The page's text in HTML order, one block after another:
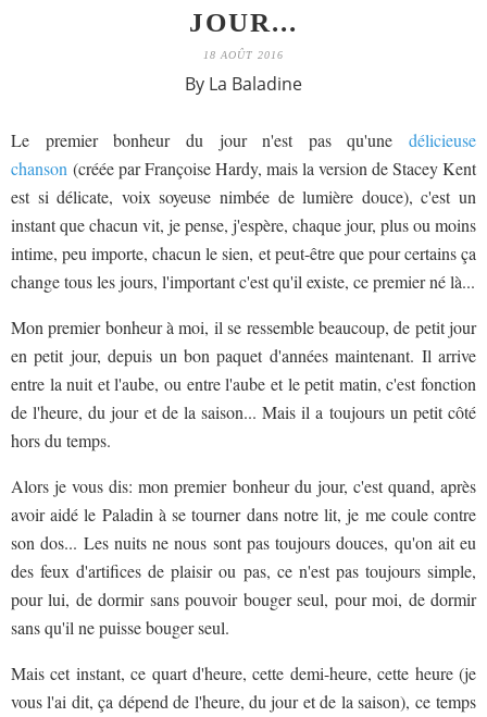
JOUR...
18 AOÛT 2016
By La Baladine
Le premier bonheur du jour n'est pas qu'une délicieuse
chanson (créée par Françoise Hardy, mais la version de Stacey Kent
est si délicate, voix soyeuse nimbée de lumière douce), c'est un
instant que chacun vit, je pense, j'espère, chaque jour, plus ou moins
intime, peu importe, chacun le sien, et peut-être que pour certains ça
change tous les jours, l'important c'est qu'il existe, ce premier né là...
Mon premier bonheur à moi, il se ressemble beaucoup, de petit jour
en petit jour, depuis un bon paquet d'années maintenant. Il arrive
entre la nuit et l'aube, ou entre l'aube et le petit matin, c'est fonction
de l'heure, du jour et de la saison... Mais il a toujours un petit côté
hors du temps.
Alors je vous dis: mon premier bonheur du jour, c'est quand, après
avoir aidé le Paladin à se tourner dans notre lit, je me coule contre
son dos... Les nuits ne nous sont pas toujours douces, qu'on ait eu
des feux d'artifices de plaisir ou pas, ce n'est pas toujours simple,
pour lui, de dormir sans pouvoir bouger seul, pour moi, de dormir
sans qu'il ne puisse bouger seul.
Mais cet instant, ce quart d'heure, cette demi-heure, cette heure (je
vous l'ai dit, ça dépend de l'heure, du jour et de la saison), ce temps